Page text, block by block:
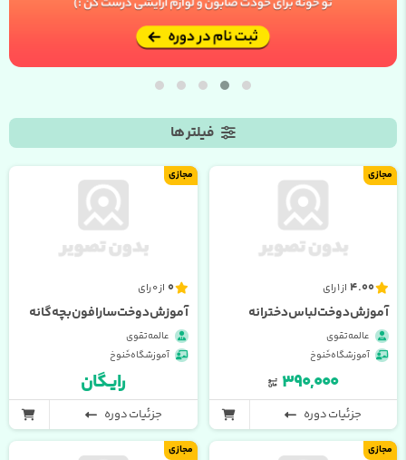
فیلتر ها
مجازی
4.00 از 1 رای
آموزش دوخت لباس دخترانه
عالمه تقوی
آموزشگاه خَنوخ
۳۹۰,۰۰۰
جزئیات دوره
مجازی
0 از 0 رای
آموزش دوخت سارافون بچه گانه
عالمه تقوی
آموزشگاه خَنوخ
رایــگان
جزئیات دوره
مجازی مجازی